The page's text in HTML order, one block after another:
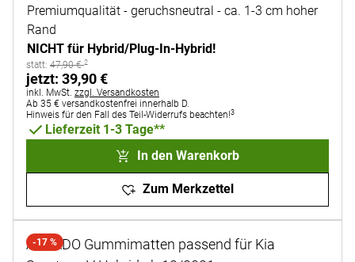
Premiumqualität - geruchsneutral - ca. 1-3 cm hoher
Rand
NICHT für Hybrid/Plug-In-Hybrid!
statt:
statt: 47,90€ 2
jetzt:
jetzt: 39,90€
Steuerhinweis:
inkl. MwSt. zzgl. Versandkosten
Ab 35 € versandkostenfrei innerhalb D.
Hinweis für den Fall des Teil-Widerrufs beachten!3
Lieferzeit 1-3 Tage**
In den Warenkorb
Zum Merkzettel
-17 %
AURADO Gummimatten passend für Kia